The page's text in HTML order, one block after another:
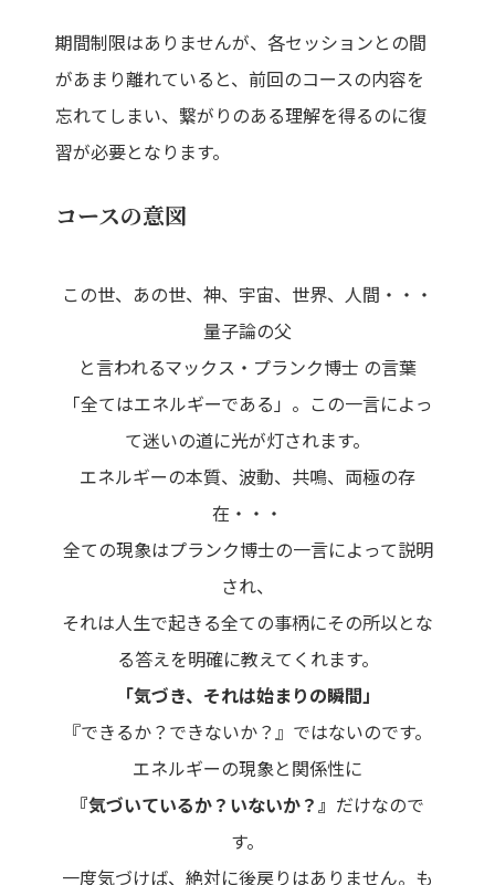
期間制限はありませんが、各セッションとの間
があまり離れていると、前回のコースの内容を
忘れてしまい、繋がりのある理解を得るのに復
習が必要となります。
コースの意図
この世、あの世、神、宇宙、世界、人間・・・
量子論の父
と言われるマックス・プランク博士 の言葉
「全てはエネルギーである」。この一言によっ
て迷いの道に光が灯されます。
エネルギーの本質、波動、共鳴、両極の存
在・・・
全ての現象はプランク博士の一言によって説明
され、
それは人生で起きる全ての事柄にその所以とな
る答えを明確に教えてくれます。
「気づき、それは始まりの瞬間」
『できるか？できないか？』ではないのです。
エネルギーの現象と関係性に
『気づいているか？いないか？』 だけなので
す。
一度気づけば、絶対に後戻りはありません。も